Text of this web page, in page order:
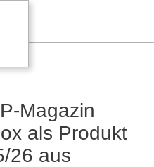
Magazin
als Produkt
26 aus